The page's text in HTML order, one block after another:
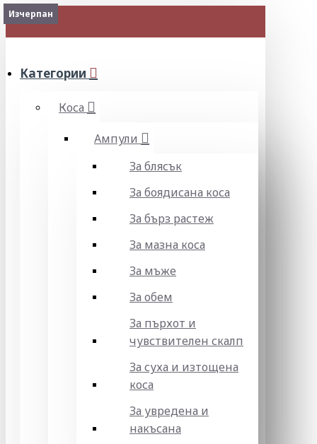
МЕНЮ
Категории
Коса
Ампули
За блясък
За боядисана коса
За бърз растеж
За мазна коса
За мъже
За обем
За пърхот и
чувствителен скалп
За суха и изтощена
коса
За увредена и
накъсана
Наличен
Изчерпан